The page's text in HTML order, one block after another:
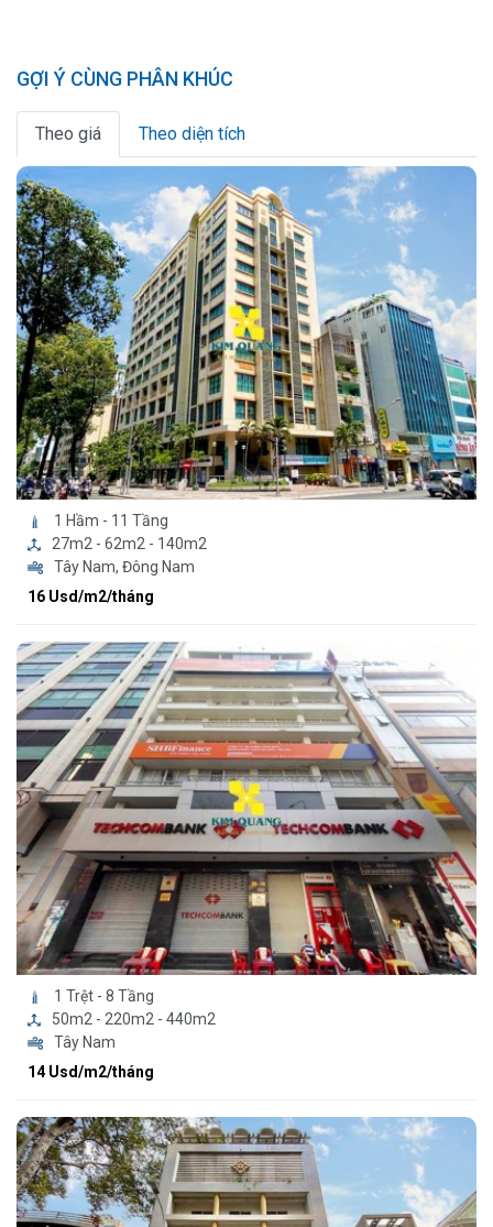
GỢI Ý CÙNG PHÂN KHÚC
Theo giá Theo diện tích
1 Hầm - 11 Tầng
27m2 - 62m2 - 140m2
Tây Nam, Đông Nam
16 Usd/m2/tháng
1 Trệt - 8 Tầng
50m2 - 220m2 - 440m2
Tây Nam
14 Usd/m2/tháng